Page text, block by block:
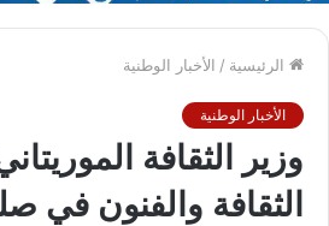
الرئيسية / الأخبار الوطنية
الأخبار الوطنية
وزير الثقافة
الثقافة والفنون في